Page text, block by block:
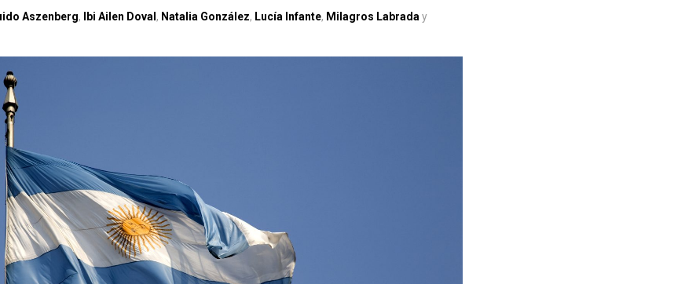
Aszenberg, Ibi Ailen Doval , Natalia González, Lucía Infante, Milagros Labrada y